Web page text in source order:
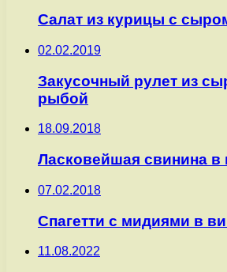
Салат из курицы с
02.02.2019
Закусочный рулет из
рыбой
18.09.2018
Ласковейшая свинина в
07.02.2018
Спагетти с мидиями в
11.08.2022